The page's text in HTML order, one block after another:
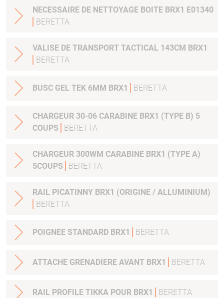
NECESSAIRE DE NETTOYAGE BOITE BRX1 E01340
BERETTA
VALISE DE TRANSPORT TACTICAL 143CM BRX1
BERETTA
BUSC GEL TEK 6MM BRX1 BERETTA
CHARGEUR 30-06 CARABINE BRX1 (TYPE B) 5
COUPS
BERETTA
CHARGEUR 300WM CARABINE BRX1 (TYPE A)
5COUPS
BERETTA
RAIL PICATINNY BRX1 (ORIGINE / ALLUMINIUM)
BERETTA
POIGNEE STANDARD BRX1 BERETTA
ATTACHE GRENADIERE AVANT BRX1 BERETTA
RAIL PROFILE TIKKA POUR BRX1 BERETTA